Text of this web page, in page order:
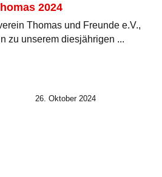
2024
Thomas und Freunde e.V.,
zu unserem diesjährigen ...
26. Oktober 2024